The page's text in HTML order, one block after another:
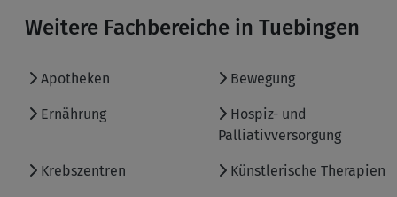
Weitere Fachbereiche in Tuebingen
Apotheken Bewegung
Ernährung
Hospiz- und
Palliativversorgung
Krebszentren Künstlerische Therapien